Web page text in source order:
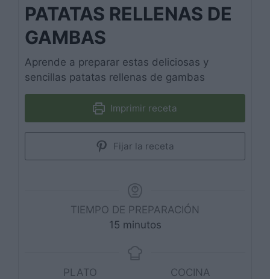
PATATAS RELLENAS DE
GAMBAS
Aprende a preparar estas deliciosas y
sencillas patatas rellenas de gambas
Imprimir receta
Fijar la receta
TIEMPO DE PREPARACIÓN
15minutos
minutos
PLATO
COCINA